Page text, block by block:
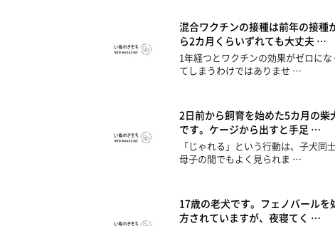
混合ワクチンの接種は前年の接種
ら2カ月くらいずれても大丈夫 …
1年経つとワクチンの効果がゼロにな
てしまうわけではありませ …
2日前から飼育を始めた5カ月の柴
です。ケージから出すと手足 …
「じゃれる」という行動は、子犬同
母子の間でもよく見られま …
17歳の老犬です。フェノバールを
方されていますが、夜寝てく …